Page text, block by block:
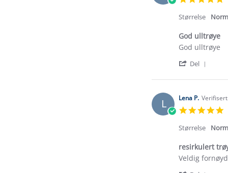
Størrelse
God ulltrøye
Review
Gunn
on
Feb
2025
review
God
God ulltrøye
Del
Gunn
R.
on
10
Feb
L Lena P.
Størrelse
resirkulert
Review
review
Veldig